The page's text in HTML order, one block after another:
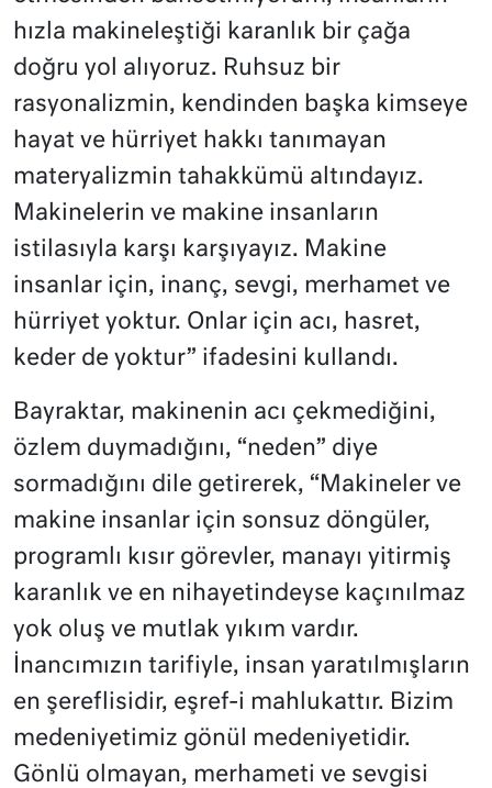
hızla makineleştiği karanlık bir çağa
doğru yol alıyoruz. Ruhsuz bir
rasyonalizmin, kendinden başka kimseye
hayat ve hürriyet hakkı tanımayan
materyalizmin tahakkümü altındayız.
Makinelerin ve makine insanların
istilasıyla karşı karşıyayız. Makine
insanlar için, inanç, sevgi, merhamet ve
hürriyet yoktur. Onlar için acı, hasret,
keder de yoktur” ifadesini kullandı.
Bayraktar, makinenin acı çekmediğini,
özlem duymadığını, “neden” diye
sormadığını dile getirerek, “Makineler ve
makine insanlar için sonsuz döngüler,
programlı kısır görevler, manayı yitirmiş
karanlık ve en nihayetindeyse kaçınılmaz
yok oluş ve mutlak yıkım vardır.
İnancımızın tarifiyle, insan yaratılmışların
en şereflisidir, eşref-i mahlukattır. Bizim
medeniyetimiz gönül medeniyetidir.
Gönlü olmayan, merhameti ve sevgisi